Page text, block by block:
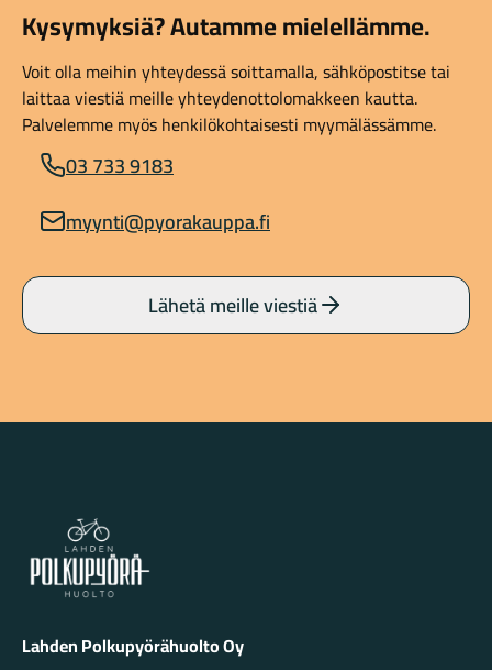
Kysymyksiä? Autamme mielellämme.
Voit olla meihin yhteydessä soittamalla, sähköpostitse tai
laittaa viestiä meille yhteydenottolomakkeen kautta.
Palvelemme myös henkilökohtaisesti myymälässämme.
03 733 9183
myynti@pyorakauppa.fi
Lähetä meille viestiä
Lahden Polkupyörähuolto - etusivulle
Lahden Polkupyörähuolto Oy